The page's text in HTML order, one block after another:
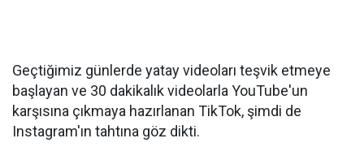
Geçtiğimiz günlerde yatay videoları teşvik etmeye
başlayan ve 30 dakikalık videolarla YouTube'un
karşısına çıkmaya hazırlanan TikTok, şimdi de
Instagram'ın tahtına göz dikti.